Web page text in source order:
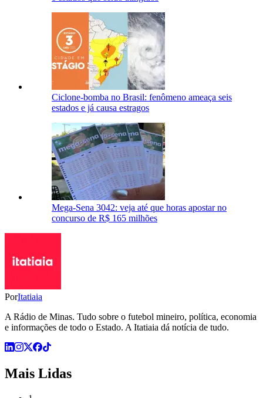
Ciclone-bomba no Brasil: fenômeno ameaça seis
estados e já causa estragos
Mega-Sena 3042: veja até que horas apostar no
concurso de R$ 165 milhões
PorItatiaia
A Rádio de Minas. Tudo sobre o futebol mineiro, política, economia
e informações de todo o Estado. A Itatiaia dá notícia de tudo.
Mais Lidas